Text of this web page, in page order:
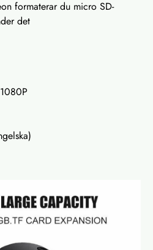
formaterar du micro SD-
det